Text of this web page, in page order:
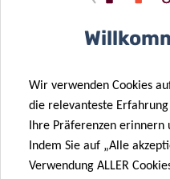
Nachricht
Wir verwenden Cookies
die relevanteste
Ihre Präferenzen erinnern
Indem Sie auf „Alle
Verwendung ALLER